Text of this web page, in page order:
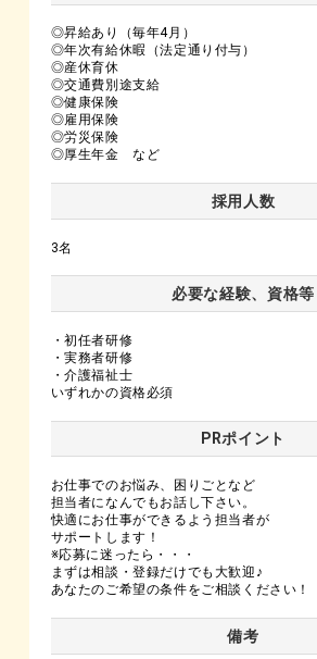
◎昇給あり（毎年4月）
◎年次有給休暇（法定通り付与）
◎産休育休
◎交通費別途支給
◎健康保険
◎雇用保険
◎労災保険
◎厚生年金 など
採用人数
3名
必要な経験、資格等
・初任者研修
・実務者研修
・介護福祉士
いずれかの資格必須
PRポイント
お仕事でのお悩み、困りごとなど
担当者になんでもお話し下さい。
快適にお仕事ができるよう担当者が
サポートします！
※応募に迷ったら・・・
まずは相談・登録だけでも大歓迎♪
あなたのご希望の条件をご相談ください！
備考